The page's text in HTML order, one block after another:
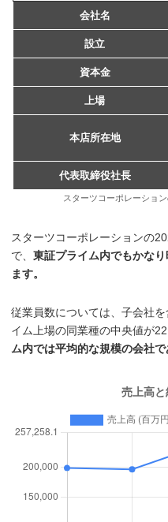
会社名
設立
資本金
上場
本店所在地
代表取締役社長
スターツコーポレーショ
スターツコーポレーションの
で、東証プライム内でもかな
ます。
従業員数については、子会社
イム上場の同業種の中央値が
ム内では平均的な規模の会社で